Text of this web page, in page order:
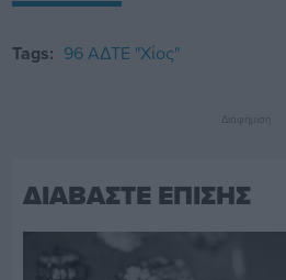
Tags: 96 ΑΔΤΕ "Χίος"
Διαφήμιση
ΔΙΑΒΑΣΤΕ ΕΠΙΣΗΣ